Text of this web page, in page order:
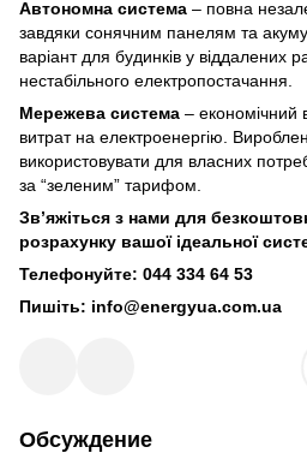
Автономна система – повна
завдяки сонячним панелям та
варіант для будинків у віддалених
нестабільного електропостачання.
Мережева система – економічний
витрат на електроенергію.
використовувати для власних
за “зеленим” тарифом.
Зв’яжіться з нами для
розрахунку вашої ідеальної
Телефонуйте: 044 334 64 53
Пишіть: info@energyua.com.ua
Обсуждение